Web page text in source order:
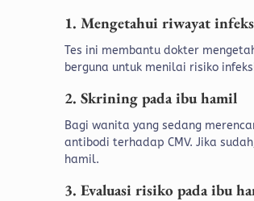
1. Mengetahui riwayat
Tes ini membantu dokter
berguna untuk menilai risiko
2. Skrining pada ibu hamil
Bagi wanita yang sedang
antibodi terhadap CMV. Jika
hamil.
3. Evaluasi risiko pada ibu